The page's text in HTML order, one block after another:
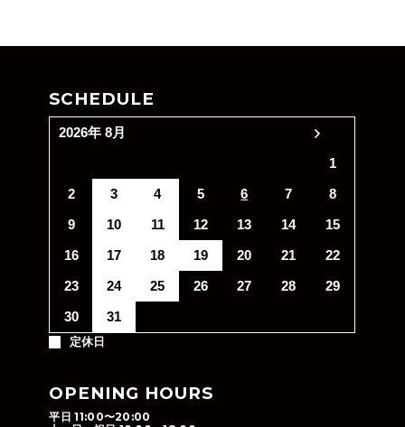
SCHEDULE
2026年 8月
1
2
3 4 5 6 7
8
9
10 11 12 13 14
15
16
17 18 19 20 21
22
23
24 25 26 27 28
29
30
31
定休日
OPENING HOURS
平日 11:00〜20:00